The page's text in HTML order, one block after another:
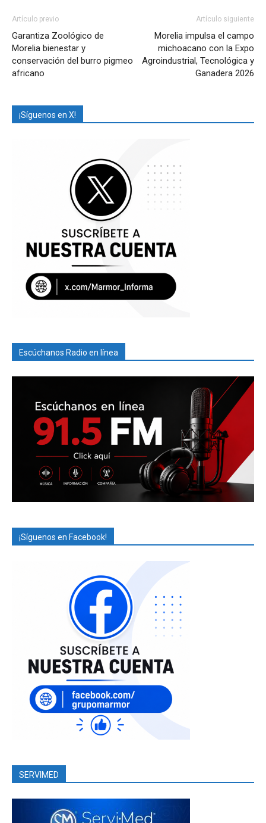
Artículo previo
Garantiza Zoológico de
Morelia bienestar y
conservación del burro pigmeo
africano
Artículo siguiente
Morelia impulsa el campo
michoacano con la Expo
Agroindustrial, Tecnológica y
Ganadera 2026
¡Síguenos en X!
Escúchanos Radio en línea
¡Síguenos en Facebook!
SERVIMED